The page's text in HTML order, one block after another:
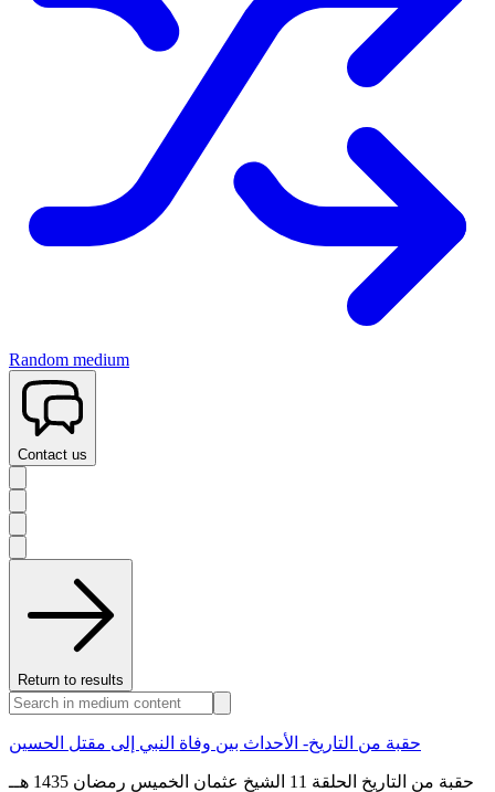
Random medium
Contact us
Return to results
حقبة من التاريخ- الأحداث بين وفاة النبي إلى مقتل الحسين
حقبة من التاريخ الحلقة 11 الشيخ عثمان الخميس رمضان 1435 هــ